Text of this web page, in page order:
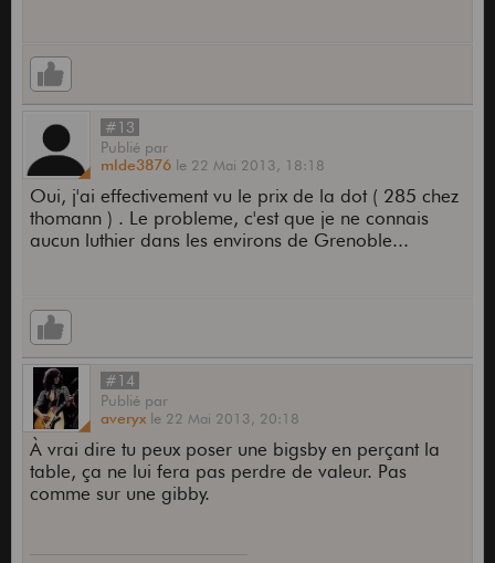
#13
Publié par
mlde3876 le 22 Mai 2013, 18:18
Oui, j'ai effectivement vu le prix de la dot ( 285 chez
thomann ) . Le probleme, c'est que je ne connais
aucun luthier dans les environs de Grenoble...
#14
Publié par
averyx le 22 Mai 2013, 20:18
À vrai dire tu peux poser une bigsby en perçant la
table, ça ne lui fera pas perdre de valeur. Pas
comme sur une gibby.